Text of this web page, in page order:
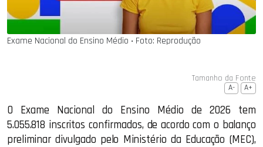
Exame Nacional do Ensino Médio ‧ Foto: Reprodução
Tamanho da Fonte
A- A+
O Exame Nacional do Ensino Médio de 2026 tem
5.055.818 inscritos confirmados, de acordo com o balanço
preliminar divulgado pelo Ministério da Educação (MEC),